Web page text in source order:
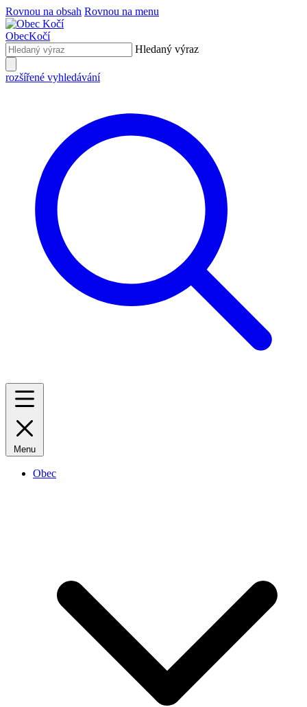
Rovnou na obsah Rovnou na menu
ObecKočí
Hledaný výraz
rozšířené vyhledávání
Menu
Obec